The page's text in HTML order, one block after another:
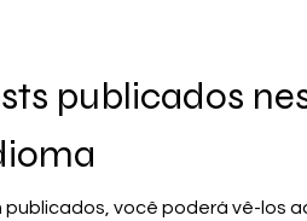
publicados
você poderá vê-los